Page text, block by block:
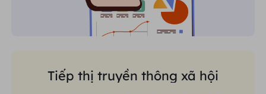
Tiếp thị truyền thông xã hội